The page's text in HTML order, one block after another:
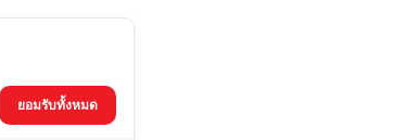
ยอมรับทั้งหมด